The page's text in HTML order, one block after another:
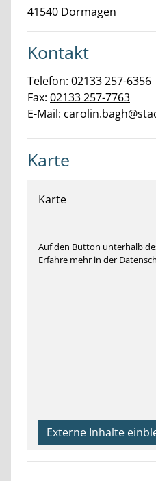
41540 Dormagen
Kontakt
Telefon: 02133 257-6356
Fax: 02133 257-7763
E-Mail:
Karte
Karte
Auf den Button unterhalb
Erfahre mehr in der
Externe Inhalte